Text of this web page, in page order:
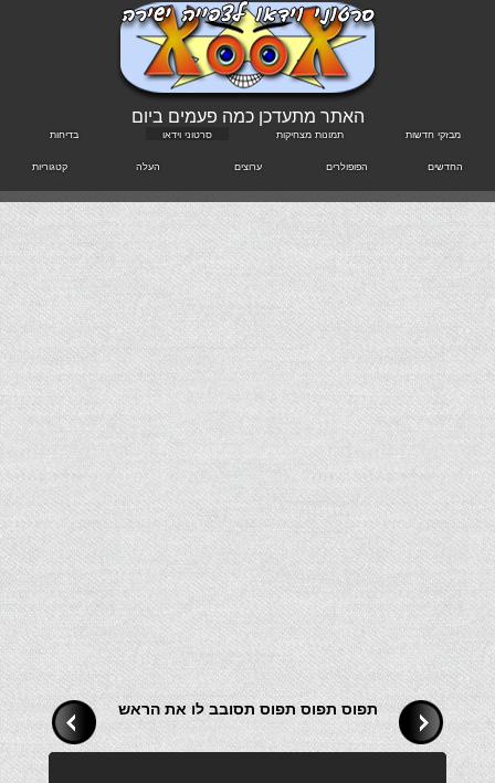
האתר מתעדכן כמה פעמים ביום
מבזקי חדשות תמונות מצחיקות סרטוני וידאו בדיחות
החדשים הפופולרים ערוצים העלה קטגוריות
תפוס תפוס תפוס תסובב לו את הראש